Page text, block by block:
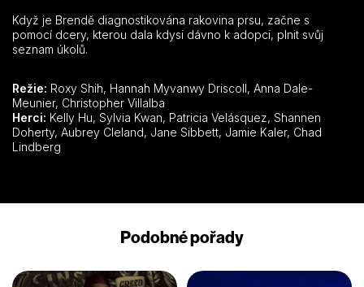
Když je Brendě diagnostikována rakovina prsu, začne s
pomocí dcery, kterou dala kdysi dávno k adopci, plnit svůj
seznam úkolů.
Režie: Roxy Shih, Hannah Myvanwy Driscoll, Anna Dale-
Meunier, Christopher Villalba
Herci:
Doherty, Aubrey Cleland, Jane Sibbett, Jamie Kaler, Chad
Lindberg
Podobné pořady